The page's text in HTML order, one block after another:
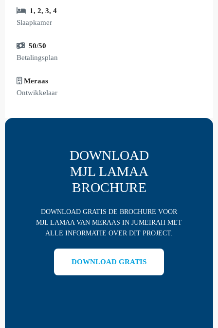
1, 2, 3, 4
Slaapkamer
50/50
Betalingsplan
Meraas
Ontwikkelaar
DOWNLOAD
MJL LAMAA
BROCHURE
DOWNLOAD GRATIS DE BROCHURE VOOR
MJL LAMAA VAN MERAAS IN JUMEIRAH MET
ALLE INFORMATIE OVER DIT PROJECT.
DOWNLOAD GRATIS